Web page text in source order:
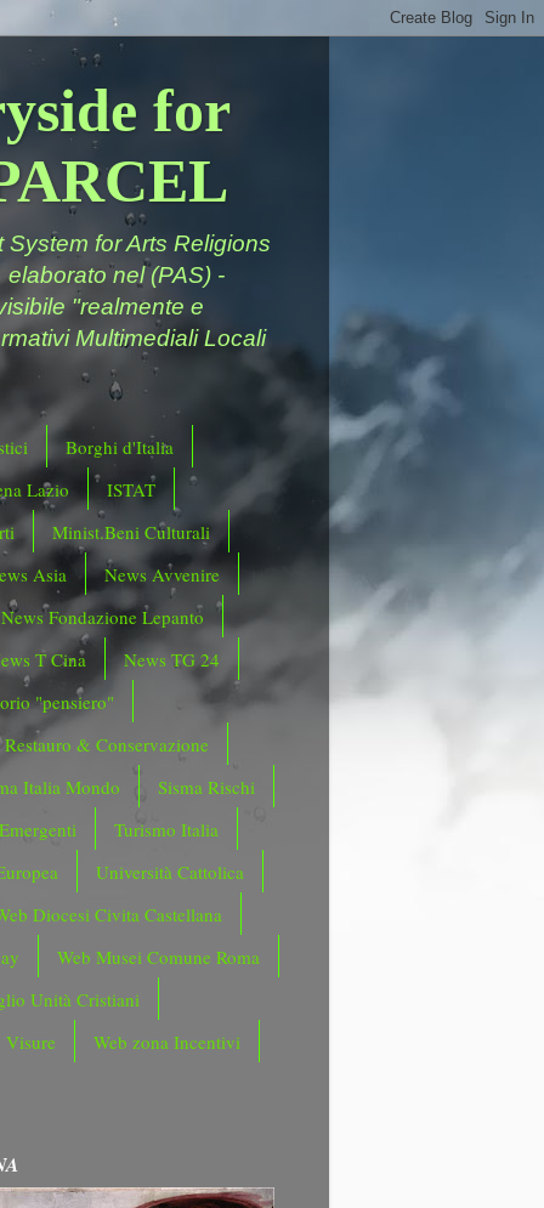
for
for Arts Religions
nel (PAS) -
"realmente e
Multimediali Locali
Borghi d'Italia
Lazio
ISTAT
Minist.Beni Culturali
Asia
News Avvenire
News Fondazione Lepanto
T Cina
News TG 24
"pensiero"
Restauro & Conservazione
Italia Mondo
Sisma Rischi
Turismo Italia
Università Cattolica
Diocesi Civita Castellana
Web Musei Comune Roma
Unità Cristiani
Visure
Web zona Incentivi